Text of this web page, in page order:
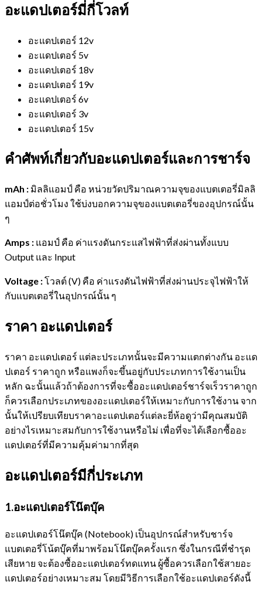
อะแดปเตอร์มี่กี่โวลท์
อะแดปเตอร์ 12v
อะแดปเตอร์ 5v
อะแดปเตอร์ 18v
อะแดปเตอร์ 19v
อะแดปเตอร์ 6v
อะแดปเตอร์ 3v
อะแดปเตอร์ 15v
คำศัพท์เกี่ยวกับอะแดปเตอร์และการชาร์จ
mAh : มิลลิแอมป์ คือ หน่วยวัดปริมาณความจุของแบตเตอรี่มิลลิ
แอมป์ต่อชั่วโมง ใช้บ่งบอกความจุของแบตเตอรี่ของอุปกรณ์นั้น
ๆ
Amps : แอมป์ คือ ค่าแรงดันกระแสไฟฟ้าที่ส่งผ่านทั้งแบบ
Output และ Input
Voltage :โวลต์ (V) คือ ค่าแรงดันไฟฟ้าที่ส่งผ่านประจุไฟฟ้าให้
กับแบตเตอรี่ในอุปกรณ์นั้น ๆ
ราคา อะแดปเตอร์
ราคา อะแดปเตอร์ แต่ละประเภทนั้นจะมีความแตกต่างกัน อะแด
ปเตอร์ ราคาถูก หรือแพงก็จะขึ้นอยู่กับประเภทการใช้งานเป็น
หลัก ฉะนั้นแล้วถ้าต้องการที่จะซื้ออะแดปเตอร์ชาร์จเร็วราคาถูก
ก็ควรเลือกประเภทของอะแดปเตอร์ให้เหมาะกับการใช้งาน จาก
นั้นให้เปรียบเทียบราคาอะแดปเตอร์แต่ละยี่ห้อดูว่ามีคุณสมบัติ
อย่างไรเหมาะสมกับการใช้งานหรือไม่ เพื่อที่จะได้เลือกซื้ออะ
แดปเตอร์ที่มีความคุ้มค่ามากที่สุด
อะแดปเตอร์มีกี่ประเภท
1.อะแดปเตอร์โน๊ตบุ๊ค
อะแดปเตอร์โน๊ตบุ๊ค (Notebook) เป็นอุปกรณ์สำหรับชาร์จ
แบตเตอรี่โน้ตบุ๊คที่มาพร้อมโน๊ตบุ๊คครั้งแรก ซึ่งในกรณีที่ชำรุด
เสียหาย จะต้องซื้ออะแดปเตอร์ทดแทน ผู้ซื้อควรเลือกใช้สายอะ
แดปเตอร์อย่างเหมาะสม โดยมีวิธีการเลือกใช้อะแดปเตอร์ดังนี้